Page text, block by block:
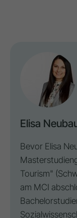
Elisa
Bevor Elisa
Tourism"
am MCI